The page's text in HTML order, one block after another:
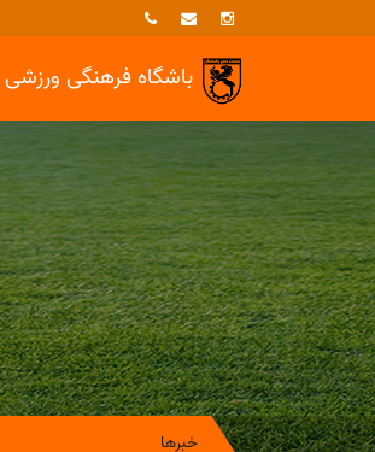
باشگاه فرهنگی ورزشی
خبرها